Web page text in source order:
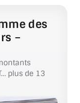
des
–
plus de 13